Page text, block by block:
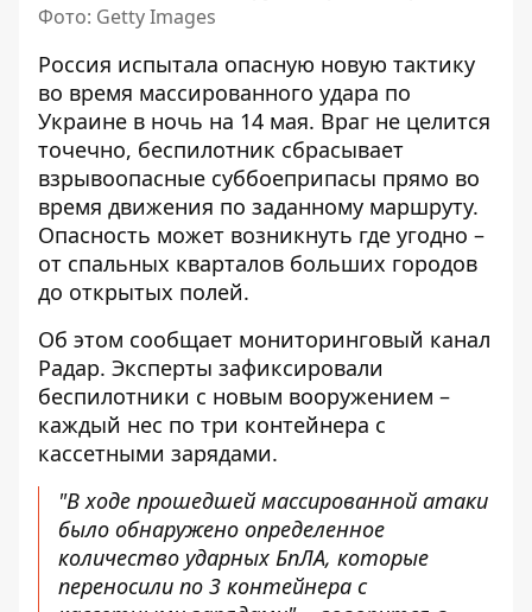
Фото: Getty Images
Россия испытала опасную новую тактику
во время массированного удара по
Украине в ночь на 14 мая. Враг не целится
точечно, беспилотник сбрасывает
взрывоопасные суббоеприпасы прямо во
время движения по заданному маршруту.
Опасность может возникнуть где угодно –
от спальных кварталов больших городов
до открытых полей.
Об этом сообщает мониторинговый канал
Радар. Эксперты зафиксировали
беспилотники с новым вооружением –
каждый нес по три контейнера с
кассетными зарядами.
"В ходе прошедшей массированной атаки
было обнаружено определенное
количество ударных БпЛА, которые
переносили по 3 контейнера с